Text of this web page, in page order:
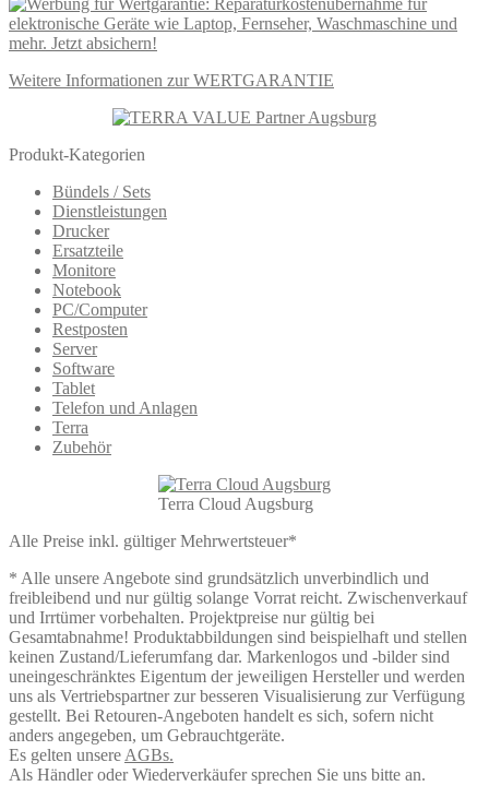
Weitere Informationen zur WERTGARANTIE
Produkt-Kategorien
Bündels / Sets
Dienstleistungen
Drucker
Ersatzteile
Monitore
Notebook
PC/Computer
Restposten
Server
Software
Tablet
Telefon und Anlagen
Terra
Zubehör
Terra Cloud Augsburg
Alle Preise inkl. gültiger Mehrwertsteuer*
* Alle unsere Angebote sind grundsätzlich unverbindlich und
freibleibend und nur gültig solange Vorrat reicht. Zwischenverkauf
und Irrtümer vorbehalten. Projektpreise nur gültig bei
Gesamtabnahme! Produktabbildungen sind beispielhaft und stellen
keinen Zustand/Lieferumfang dar. Markenlogos und -bilder sind
uneingeschränktes Eigentum der jeweiligen Hersteller und werden
uns als Vertriebspartner zur besseren Visualisierung zur Verfügung
gestellt. Bei Retouren-Angeboten handelt es sich, sofern nicht
anders angegeben, um Gebrauchtgeräte.
Es gelten unsereAGBs.
Als Händler oder Wiederverkäufer sprechen Sie uns bitte an.